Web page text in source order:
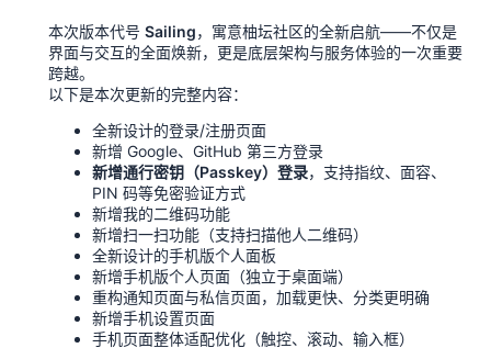
本次版本代号 Sailing，寓意柚坛社区的全新启航——不仅是
界面与交互的全面焕新，更是底层架构与服务体验的一次重要
跨越。
以下是本次更新的完整内容：
全新设计的登录/注册页面
新增 Google、GitHub 第三方登录
新增通行密钥（Passkey）登录，支持指纹、面容、
PIN 码等免密验证方式
新增我的二维码功能
新增扫一扫功能（支持扫描他人二维码）
全新设计的手机版个人面板
新增手机版个人页面（独立于桌面端）
重构通知页面与私信页面，加载更快、分类更明确
新增手机设置页面
手机页面整体适配优化（触控、滚动、输入框）